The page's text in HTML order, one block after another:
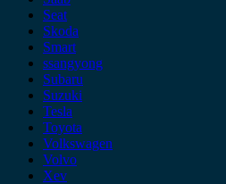
Seat
Skoda
Smart
ssangyong
Subaru
Suzuki
Tesla
Toyota
Volkswagen
Volvo
Xev